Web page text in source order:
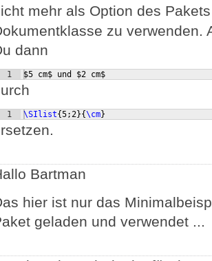
mehr als Option des
zu verwenden.
dann
1 $5 cm$ und $2 cm$
1 \SIlist{5;2}{\cm}
Bartman
hier ist nur das
geladen und verwendet ...